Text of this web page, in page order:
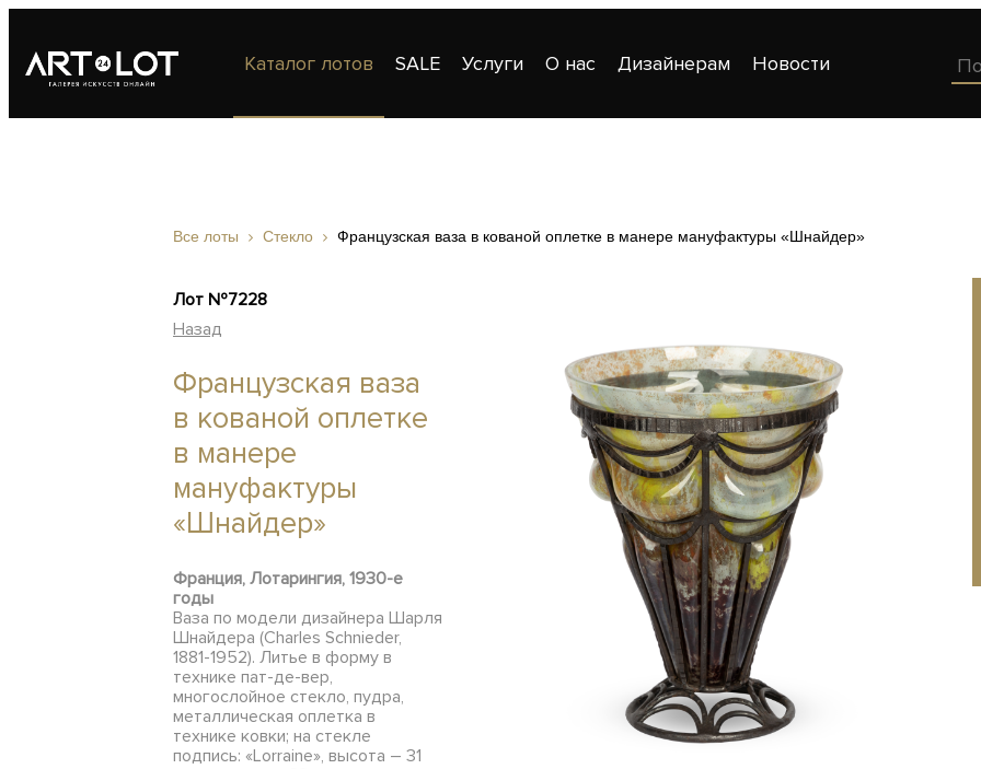
Каталог лотов SALE Услуги О нас Дизайнерам Новости
Все лоты Стекло Французская ваза в кованой оплетке в манере мануфактуры «Шнайдер»
Лот №7228
Назад
Французская ваза
в кованой оплетке
в манере
мануфактуры
«Шнайдер»
Франция, Лотарингия, 1930-е
годы
Ваза по модели дизайнера Шарля
Шнайдера (Charles Schnieder,
1881-1952). Литье в форму в
технике пат-де-вер,
многослойное стекло, пудра,
металлическая оплетка в
технике ковки; на стекле
подпись: «Lorraine», высота – 31